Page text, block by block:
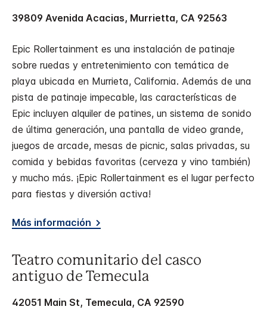
39809 Avenida Acacias, Murrietta, CA 92563
Epic Rollertainment es una instalación de patinaje
sobre ruedas y entretenimiento con temática de
playa ubicada en Murrieta, California. Además de una
pista de patinaje impecable, las características de
Epic incluyen alquiler de patines, un sistema de sonido
de última generación, una pantalla de video grande,
juegos de arcade, mesas de picnic, salas privadas, su
comida y bebidas favoritas (cerveza y vino también)
y mucho más. ¡Epic Rollertainment es el lugar perfecto
para fiestas y diversión activa!
Más información
Teatro comunitario del casco
antiguo de Temecula
42051 Main St, Temecula, CA 92590